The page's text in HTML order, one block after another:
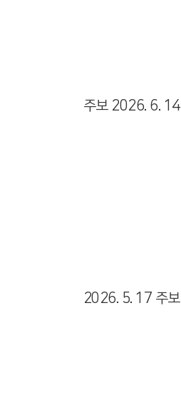
주보 2026. 6. 14
2026. 5. 17 주보